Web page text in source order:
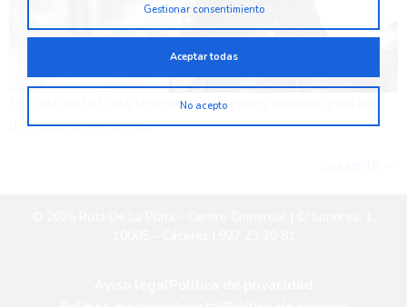
En Ruta de la Plata tenemos los mejores motivos para que
disfrutes con nosotros.
Gestionar consentimiento
Aceptar todas
No acepto